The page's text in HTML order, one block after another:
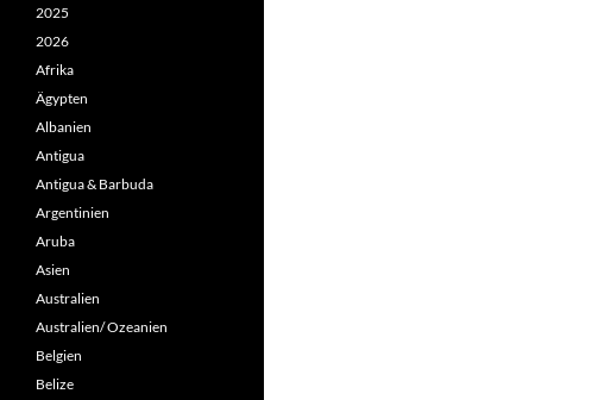
2025
2026
Afrika
Ägypten
Albanien
Antigua
Antigua & Barbuda
Argentinien
Aruba
Asien
Australien
Australien/ Ozeanien
Belgien
Belize